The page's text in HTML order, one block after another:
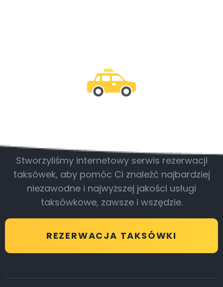
Stworzyliśmy internetowy serwis rezerwacji
taksówek, aby pomóc Ci znaleźć najbardziej
niezawodne i najwyższej jakości usługi
taksówkowe, zawsze i wszędzie.
REZERWACJA TAKSÓWKI